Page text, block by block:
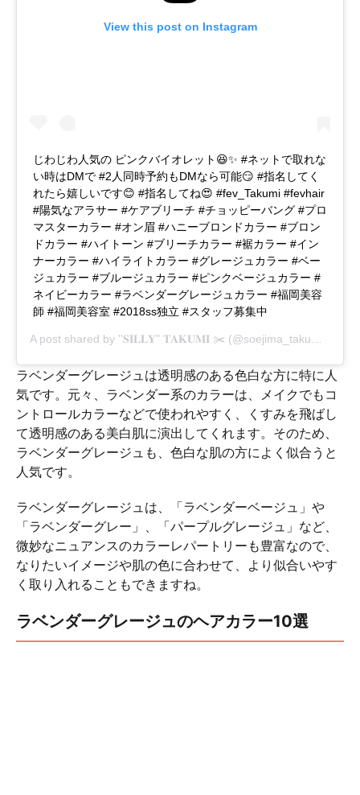
View this post on Instagram
じわじわ人気の ピンクバイオレット😆✨ #ネットで取れな
い時はDMで #2人同時予約もDMなら可能😏 #指名してく
れたら嬉しいです😊 #指名してね😍 #fev_Takumi #fevhair
#陽気なアラサー #ケアブリーチ #チョッピーバング #プロ
マスターカラー #オン眉 #ハニーブロンドカラー #ブロン
ドカラー #ハイトーン #ブリーチカラー #裾カラー #イン
ナーカラー #ハイライトカラー #グレージュカラー #ベー
ジュカラー #ブルージュカラー #ピンクベージュカラー #
ネイビーカラー #ラベンダーグレージュカラー #福岡美容
師 #福岡美容室 #2018ss独立 #スタッフ募集中
A post shared by ''𝐒𝐈𝐋𝐋𝐘" 𝐓𝐀𝐊𝐔𝐌𝐈 ✂️ (@soejima_takumi) on
ラベンダーグレージュは透明感のある色白な方に特に人
気です。元々、ラベンダー系のカラーは、メイクでもコ
ントロールカラーなどで使われやすく、くすみを飛ばし
て透明感のある美白肌に演出してくれます。そのため、
ラベンダーグレージュも、色白な肌の方によく似合うと
人気です。
ラベンダーグレージュは、「ラベンダーベージュ」や
「ラベンダーグレー」、「パープルグレージュ」など、
微妙なニュアンスのカラーレパートリーも豊富なので、
なりたいイメージや肌の色に合わせて、より似合いやす
く取り入れることもできますね。
ラベンダーグレージュのヘアカラー10選